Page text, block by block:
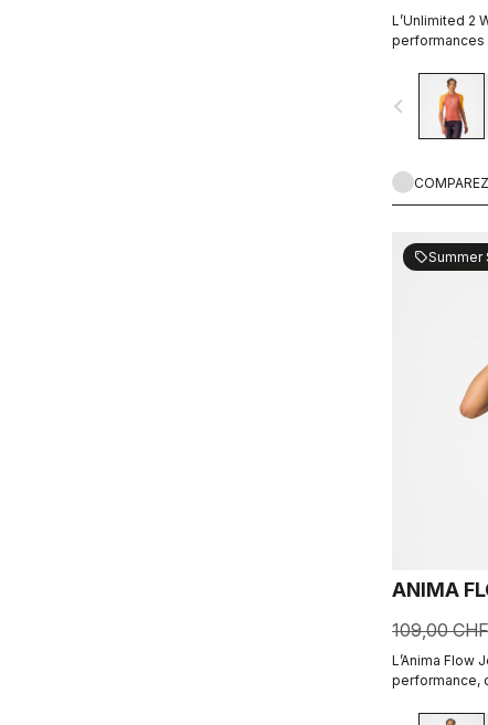
L’Unlimited 2
performances
navigate_before
COMPAREZ
sellSummer
ANIMA
109,00 CHF
L’Anima Flow
performance,